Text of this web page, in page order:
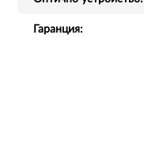
Гаранция: